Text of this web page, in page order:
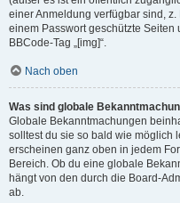
einer Anmeldung verfügbar sind,
einem Passwort geschützte Seiten
BBCode-Tag „[img]“.
Nach oben
Was sind globale
Globale Bekanntmachungen
solltest du sie so bald wie möglich
erscheinen ganz oben in jedem
Bereich. Ob du eine globale
hängt von den durch die Board-
ab.